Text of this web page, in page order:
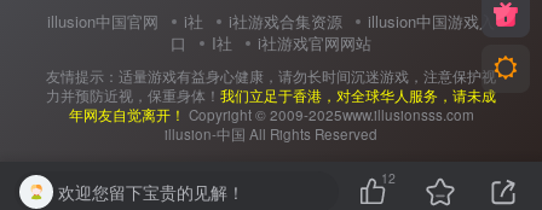
illusion中国官网 i社 i社游戏合集资源
illusion中国游戏入
口
I社 i社游戏官网网站
友情提示：适量游戏有益身心健康，请勿长时间沉迷游戏，注意保护视
力并预防近视，保重身体！ 我们立足于香港，对全球华人服务，请未成
年网友自觉离开！ Copyright © 2009-2025www.illusionsss.com
illusion-中国 All Rights Reserved
欢迎您留下宝贵的见解！
12